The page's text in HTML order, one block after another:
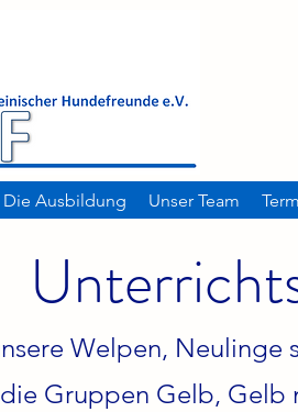
Die Ausbildung Unser Team
Welpen,
Gruppen Gelb, Gelb